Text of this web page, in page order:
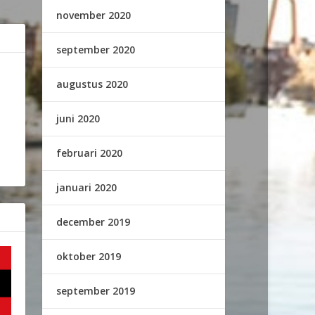
november 2020
september 2020
augustus 2020
juni 2020
februari 2020
januari 2020
december 2019
oktober 2019
september 2019